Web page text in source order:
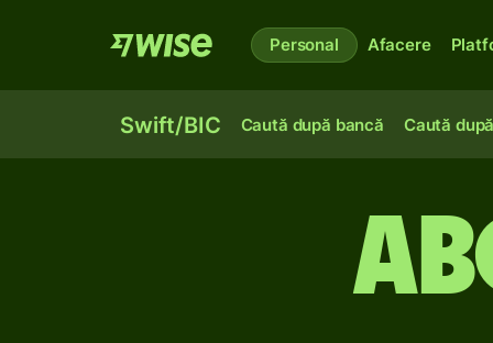
Personal Afacere
Swift/BIC Caută după bancă Caută